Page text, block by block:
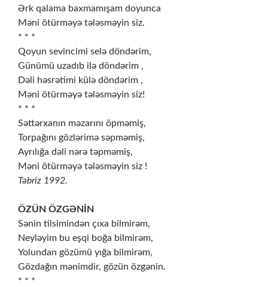
Ərk qalama baxmamışam doyunca
Məni ötürməyə tələsməyin siz.
* * *
Qoyun sevincimi selə döndərim,
Günümü uzadıb ilə döndərim ,
Dəli həsrətimi külə döndərim ,
Məni ötürməyə tələsməyin siz!
* * *
Səttərxanın məzarını öpməmiş,
Torpağını gözlərimə səpməmiş,
Ayrılığa dəli nərə təpməmiş,
Məni ötürməyə tələsməyin siz !
Təbriz 1992.
ÖZÜN ÖZGƏNİN
Sənin tilsimindən çıxa bilmirəm,
Neyləyim bu eşqi boğa bilmirəm,
Yolundan gözümü yığa bilmirəm,
Gözdağın mənimdir, gözün özgənin.
* * *